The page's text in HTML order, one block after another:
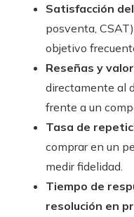
Satisfacción
posventa,
objetivo
Reseñas y
directamente al
frente a un
Tasa de
comprar en un
medir fidelidad.
Tiempo de
resolución en